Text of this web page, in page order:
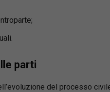
parti
del processo